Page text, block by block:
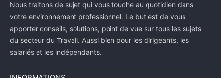
Nous traitons de sujet qui vous touche au quotidien dans
votre environnement professionnel. Le but est de vous
apporter conseils, solutions, point de vue sur tous les sujets
du secteur du Travail. Aussi bien pour les dirigeants, les
salariés et les indépendants.